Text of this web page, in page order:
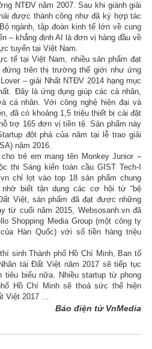
NTĐV năm 2007. Sau khi giành giải
được thành công như đã ký hợp tác
ngành, tập đoàn kinh tế lớn về cung
– khẳng định AI là đơn vị hàng đầu về
tuyến tại Việt Nam.
tế tại Việt Nam, nhiều sản phẩm đạt
trên thị trường thế giới như ứng
– giải Nhất NTĐV 2014 hạng mục
Đây là ứng dụng giúp các cá nhân,
cá nhân. Với công nghệ hiện đại và
đã có khoảng 1,5 triệu thiết bị cài đặt
trợ 165 đơn vị tiền tệ. Sản phẩm này
đột phá của năm tại lễ trao giải
năm 2016.
trẻ em mang tên Monkey Junior –
thi Sáng kiến toàn cầu GIST Tech-I
chỉ lọt vào top 18 sản phẩm chung
nhờ biết tận dụng các cơ hội từ “bệ
Việt, sản phẩm đã đạt được những
từ cuối năm 2015, Websosanh.vn đã
Shopping Media Group (một công ty
Hàn Quốc) với số tiền hàng triệu
sinh Thành phố Hồ Chí Minh, Ban tổ
tài Đất Việt năm 2017 sẽ tiếp tục
tiêu biểu nữa. Nhiều startup từ phong
Hồ Chí Minh sẽ thoả sức thể hiện
Việt 2017 …
Báo điện tử VnMedia